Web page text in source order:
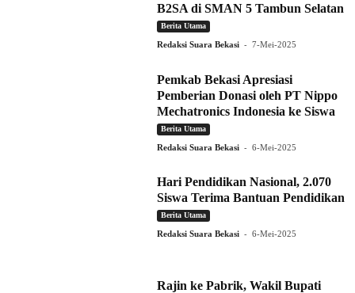
B2SA di SMAN 5 Tambun Selatan
Berita Utama
Redaksi Suara Bekasi - 7-Mei-2025
Pemkab Bekasi Apresiasi
Pemberian Donasi oleh PT Nippo
Mechatronics Indonesia ke Siswa
Berita Utama
Redaksi Suara Bekasi - 6-Mei-2025
Hari Pendidikan Nasional, 2.070
Siswa Terima Bantuan Pendidikan
Berita Utama
Redaksi Suara Bekasi - 6-Mei-2025
Rajin ke Pabrik, Wakil Bupati